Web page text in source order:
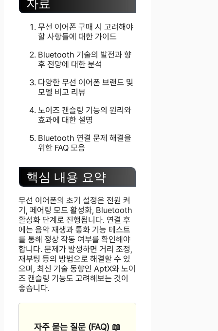
자료
무선 이어폰 구매 시 고려해야
할 사항들에 대한 가이드
Bluetooth 기술의 발전과 향
후 전망에 대한 분석
다양한 무선 이어폰 브랜드 및
모델 비교 리뷰
노이즈 캔슬링 기능의 원리와
효과에 대한 설명
Bluetooth 연결 문제 해결을
위한 FAQ 모음
핵심 내용 요약
무선 이어폰의 초기 설정은 전원 켜
기, 페어링 모드 활성화, Bluetooth
활성화 단계로 진행됩니다. 연결 후
에는 음악 재생과 통화 기능 테스트
를 통해 정상 작동 여부를 확인해야
합니다. 문제가 발생하면 거리 조정,
재부팅 등의 방법으로 해결할 수 있
으며, 최신 기술 동향인 AptX와 노이
즈 캔슬링 기능도 고려해보는 것이
좋습니다.
자주 묻는 질문 (FAQ) 📖